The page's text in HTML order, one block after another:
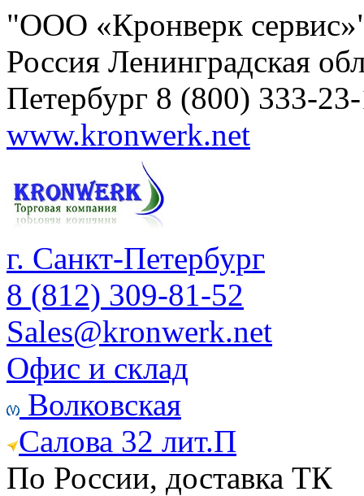
"ООО «Кронверк
Россия Ленинградская
Петербург 8 (800) 333-
www.kronwerk.net
г. Санкт-Петербург
8 (812) 309-81-52
Sales@kronwerk.net
Офис и склад
Волковская
Салова 32 лит.П
По России, доставка ТК